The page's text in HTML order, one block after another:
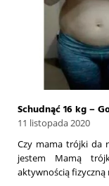
Schudnąć 16 kg –
11 listopada 2020
Czy mama trójki da
jestem Mamą
aktywnością fizyczną